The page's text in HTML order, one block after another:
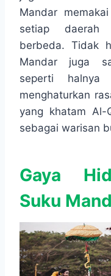
Mandar
setiap daerah
berbeda. Tidak
Mandar juga
seperti halnya
menghaturkan
yang khatam Al-
sebagai warisan
Gaya
Suku